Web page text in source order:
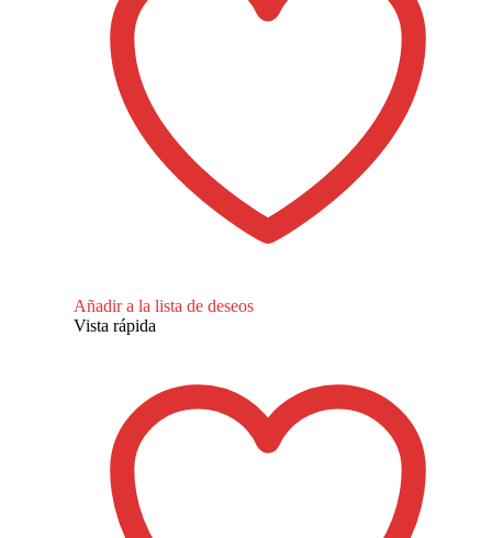
Añadir a la lista de deseos
Vista rápida